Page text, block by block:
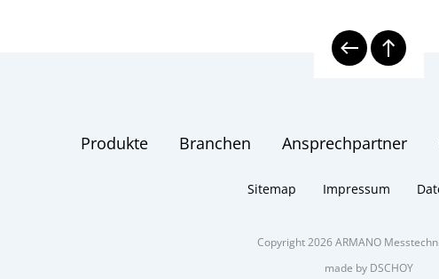
Produkte Branchen Ansprechpartner
Sitemap Impressum
Copyright 2026 ARMANO
made by DSCHOY